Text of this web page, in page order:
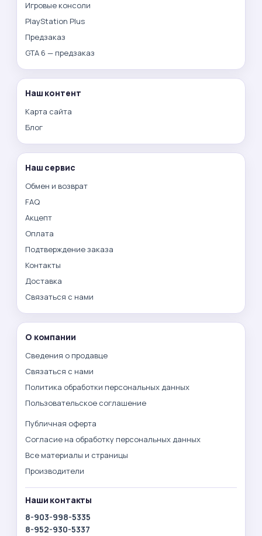
Игровые консоли
PlayStation Plus
Предзаказ
GTA 6 — предзаказ
Наш контент
Карта сайта
Блог
Наш сервис
Обмен и возврат
FAQ
Акцепт
Оплата
Подтверждение заказа
Контакты
Доставка
Связаться с нами
О компании
Сведения о продавце
Связаться с нами
Политика обработки персональных данных
Пользовательское соглашение
Публичная оферта
Согласие на обработку персональных данных
Все материалы и страницы
Производители
Наши контакты
8-903-998-5335
8-952-930-5337